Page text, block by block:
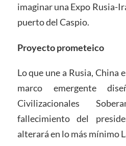
imaginar una Expo Rusia-
puerto del Caspio.
Proyecto prometeico
Lo que une a Rusia, China
marco emergente
Civilizacionales
fallecimiento del
alterará en lo más mínimo